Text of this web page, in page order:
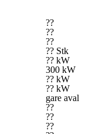
??
??
??
?? Stk
?? kW
300 kW
?? kW
?? kW
gare aval
??
??
??